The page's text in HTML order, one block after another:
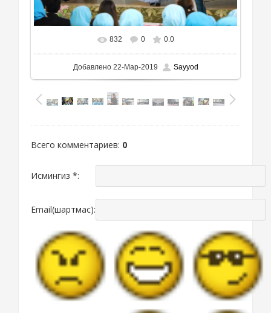
832 0 0.0
Добавлено22-Мар-2019 Sayyod
Всего комментариев: 0
Исмингиз *:
Email(шартмас):